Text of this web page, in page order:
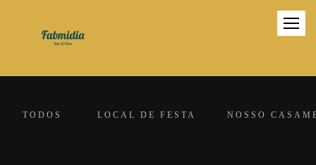
TODOS LOCAL DE FESTA NOSSO